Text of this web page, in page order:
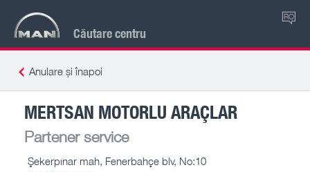
Căutare centru
RO
Anulare și înapoi
MERTSAN MOTORLU ARAÇLAR
Partener service
Şekerpınar mah, Fenerbahçe blv, No:10